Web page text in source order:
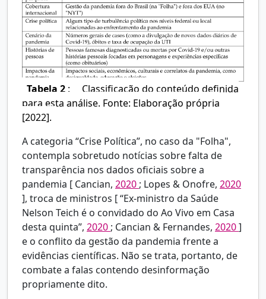
Tabela 2 :
Classificação do conteúdo definida
para esta análise. Fonte: Elaboração própria
[2022].
A categoria “Crise Política”, no caso da "Folha",
contempla sobretudo notícias sobre falta de
transparência nos dados oficiais sobre a
pandemia [ Cancian, 2020 ; Lopes & Onofre, 2020
], troca de ministros [“Ex-ministro da Saúde
Nelson Teich é o convidado do Ao Vivo em Casa
desta quinta”, 2020 ; Cancian & Fernandes, 2020]
e o conflito da gestão da pandemia frente a
evidências científicas. Não se trata, portanto, de
combate a falas contendo desinformação
propriamente dito.